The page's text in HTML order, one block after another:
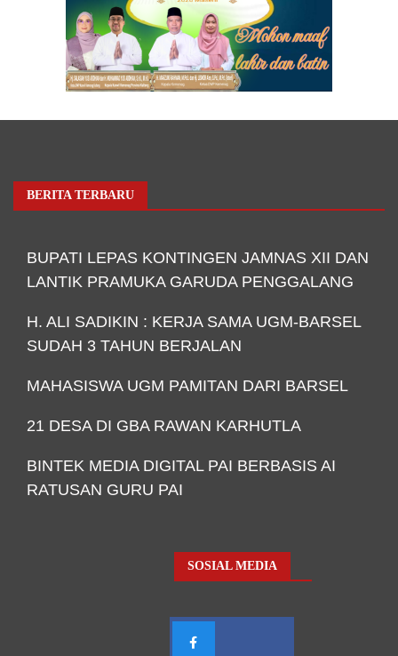
BERITA TERBARU
BUPATI LEPAS KONTINGEN JAMNAS XII DAN
LANTIK PRAMUKA GARUDA PENGGALANG
H. ALI SADIKIN : KERJA SAMA UGM-BARSEL
SUDAH 3 TAHUN BERJALAN
MAHASISWA UGM PAMITAN DARI BARSEL
21 DESA DI GBA RAWAN KARHUTLA
BINTEK MEDIA DIGITAL PAI BERBASIS AI
RATUSAN GURU PAI
SOSIAL MEDIA